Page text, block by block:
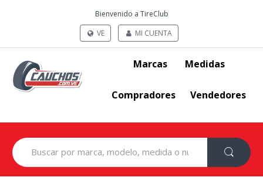
Bienvenido a TireClub
VE
MI CUENTA
Marcas Medidas
Compradores Vendedores
Search
for: